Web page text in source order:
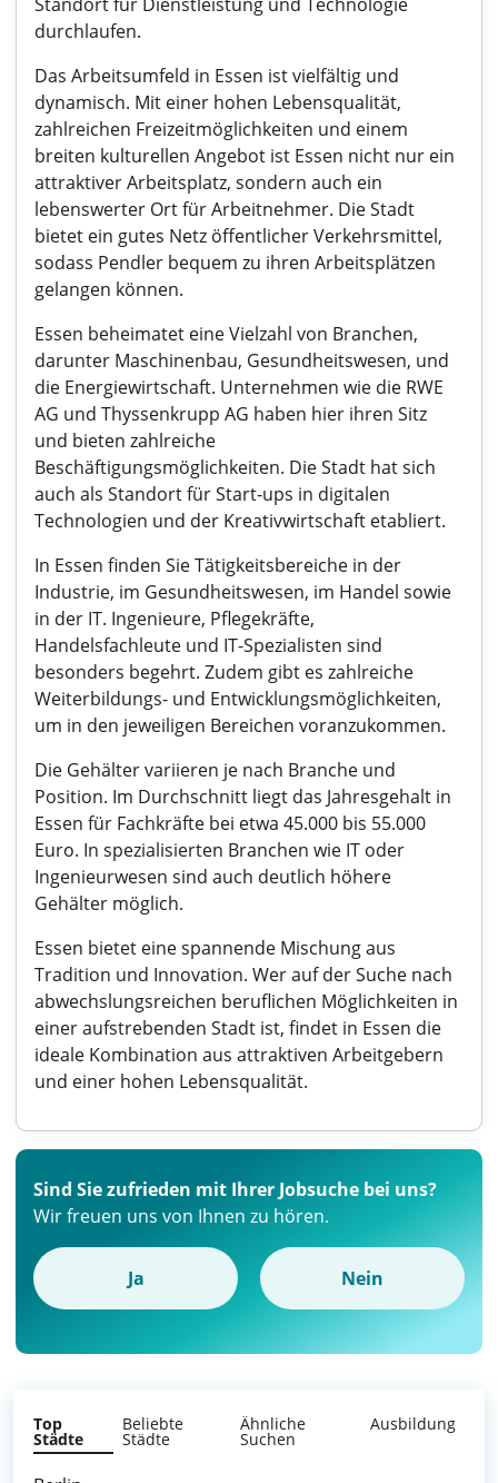
durchlaufen.
Das Arbeitsumfeld in Essen ist vielfältig und
dynamisch. Mit einer hohen Lebensqualität,
zahlreichen Freizeitmöglichkeiten und einem
breiten kulturellen Angebot ist Essen nicht nur ein
attraktiver Arbeitsplatz, sondern auch ein
lebenswerter Ort für Arbeitnehmer. Die Stadt
bietet ein gutes Netz öffentlicher Verkehrsmittel,
sodass Pendler bequem zu ihren Arbeitsplätzen
gelangen können.
Essen beheimatet eine Vielzahl von Branchen,
darunter Maschinenbau, Gesundheitswesen, und
die Energiewirtschaft. Unternehmen wie die RWE
AG und Thyssenkrupp AG haben hier ihren Sitz
und bieten zahlreiche
Beschäftigungsmöglichkeiten. Die Stadt hat sich
auch als Standort für Start-ups in digitalen
Technologien und der Kreativwirtschaft etabliert.
In Essen finden Sie Tätigkeitsbereiche in der
Industrie, im Gesundheitswesen, im Handel sowie
in der IT. Ingenieure, Pflegekräfte,
Handelsfachleute und IT-Spezialisten sind
besonders begehrt. Zudem gibt es zahlreiche
Weiterbildungs- und Entwicklungsmöglichkeiten,
um in den jeweiligen Bereichen voranzukommen.
Die Gehälter variieren je nach Branche und
Position. Im Durchschnitt liegt das Jahresgehalt in
Essen für Fachkräfte bei etwa 45.000 bis 55.000
Euro. In spezialisierten Branchen wie IT oder
Ingenieurwesen sind auch deutlich höhere
Gehälter möglich.
Essen bietet eine spannende Mischung aus
Tradition und Innovation. Wer auf der Suche nach
abwechslungsreichen beruflichen Möglichkeiten in
einer aufstrebenden Stadt ist, findet in Essen die
ideale Kombination aus attraktiven Arbeitgebern
und einer hohen Lebensqualität.
Sind Sie zufrieden mit Ihrer Jobsuche bei uns?
Wir freuen uns von Ihnen zu hören.
Ja Nein
Top
Städte
Beliebte
Städte
Ähnliche
Suchen
Ausbildung